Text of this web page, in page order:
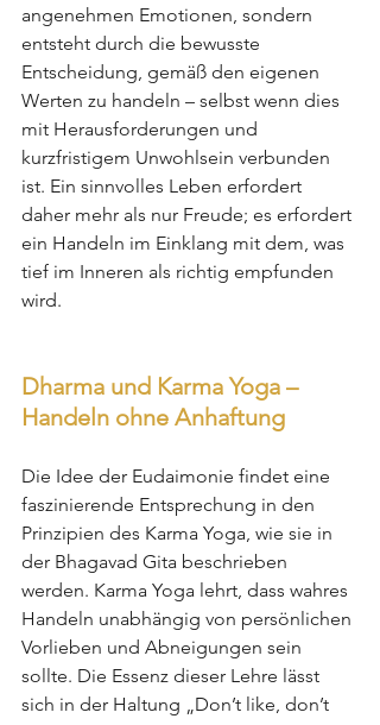
angenehmen Emotionen, sondern
entsteht durch die bewusste
Entscheidung, gemäß den eigenen
Werten zu handeln – selbst wenn dies
mit Herausforderungen und
kurzfristigem Unwohlsein verbunden
ist. Ein sinnvolles Leben erfordert
daher mehr als nur Freude; es erfordert
ein Handeln im Einklang mit dem, was
tief im Inneren als richtig empfunden
wird.
Dharma und Karma Yoga –
Handeln ohne Anhaftung
Die Idee der Eudaimonie findet eine
faszinierende Entsprechung in den
Prinzipien des Karma Yoga, wie sie in
der Bhagavad Gita beschrieben
werden. Karma Yoga lehrt, dass wahres
Handeln unabhängig von persönlichen
Vorlieben und Abneigungen sein
sollte. Die Essenz dieser Lehre lässt
sich in der Haltung „Don’t like, don’t